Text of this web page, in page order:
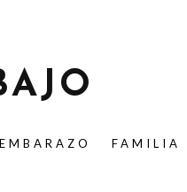
EMBARAZO FAMILIA